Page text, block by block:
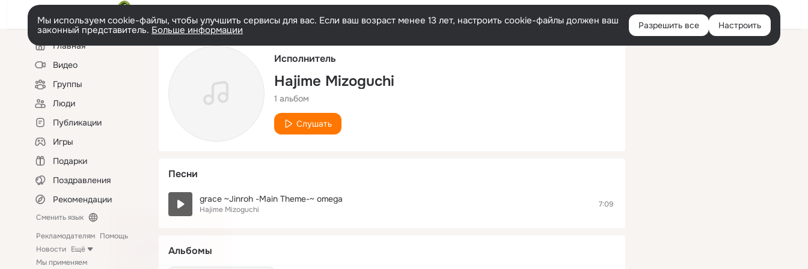
Русский Войти
Мы используем cookie-файлы, чтобы улучшить сервисы для вас. Если ваш возраст менее 13 лет, настроить cookie-файлы должен ваш
законный представитель. Больше информации Разрешить все Настроить
Левая
колонкаГлавная
Видео
Группы
Люди
Публикации
Игры
Подарки
Поздравления
Рекомендации
Сменить язык
Рекламодателям Помощь
Новости Ещё
Мы применяем
Исполнитель
Hajime Mizoguchi
1 альбом
Слушать
Песни
grace ~Jinroh -Main Theme-~ omega
Hajime Mizoguchi
7:09
Альбомы